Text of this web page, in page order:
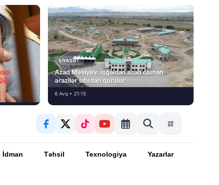
SIYASƏT
Azad Məsiyev: İşğaldan azad olunan
ərazilər sıfırdan qurulur
6 Avq • 21:15
İdman Təhsil Texnologiya Yazarlar